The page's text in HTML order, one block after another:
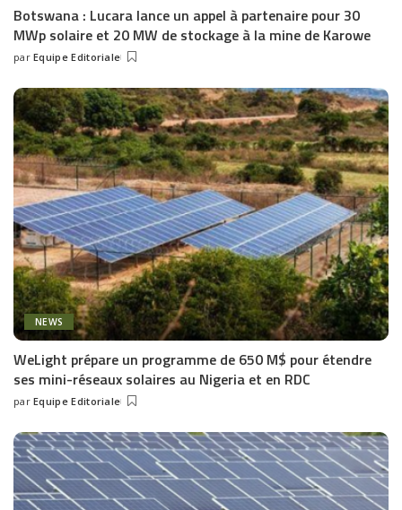
Botswana : Lucara lance un appel à partenaire pour 30
MWp solaire et 20 MW de stockage à la mine de Karowe
Posted
par Equipe Editoriale
NEWS
WeLight prépare un programme de 650 M$ pour étendre
ses mini-réseaux solaires au Nigeria et en RDC
Posted
par Equipe Editoriale